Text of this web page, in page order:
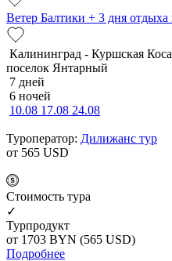
Ветер Балтики + 3 дня
Калининград - Куршская
поселок Янтарный
7 дней
6 ночей
10.08 17.08 24.08
Туроператор: Дилижанс тур
от 565 USD
Cтоимость тура
✓
Турпродукт
от 1703 BYN (565 USD)
Подробнее